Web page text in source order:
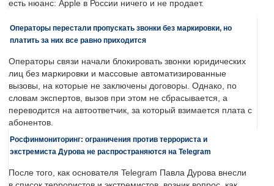
есть нюанс: Apple в России ничего и не продает.
Операторы перестали пропускать звонки без маркировки, но
платить за них все равно приходится
Операторы связи начали блокировать звонки юридических
лиц без маркировки и массовые автоматизированные
вызовы, на которые не заключены договоры. Однако, по
словам экспертов, вызов при этом не сбрасывается, а
переводится на автоответчик, за который взимается плата с
абонентов.
Росфинмониторинг: ограничения против террориста и
экстремиста Дурова не распространяются на Telegram
После того, как основателя Telegram Павла Дурова внесли